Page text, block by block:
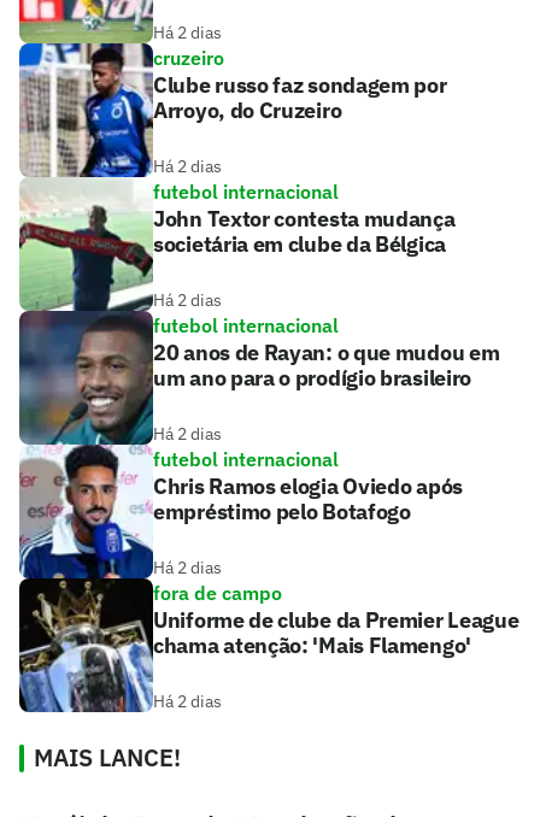
Há 2 dias
cruzeiro
Clube russo faz sondagem por
Arroyo, do Cruzeiro
Há 2 dias
futebol internacional
John Textor contesta mudança
societária em clube da Bélgica
Há 2 dias
futebol internacional
20 anos de Rayan: o que mudou em
um ano para o prodígio brasileiro
Há 2 dias
futebol internacional
Chris Ramos elogia Oviedo após
empréstimo pelo Botafogo
Há 2 dias
fora de campo
Uniforme de clube da Premier League
chama atenção: 'Mais Flamengo'
Há 2 dias
MAIS LANCE!